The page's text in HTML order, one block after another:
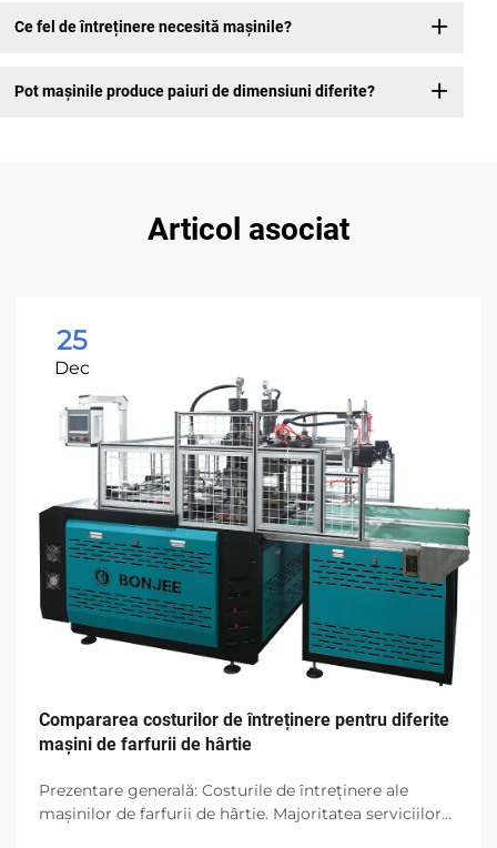
Ce fel de întreținere necesită mașinile?
Pot mașinile produce paiuri de dimensiuni diferite?
Articol asociat
25
Dec
Compararea costurilor de întreținere pentru diferite
mașini de farfurii de hârtie
Prezentare generală: Costurile de întreținere ale
mașinilor de farfurii de hârtie. Majoritatea serviciilor